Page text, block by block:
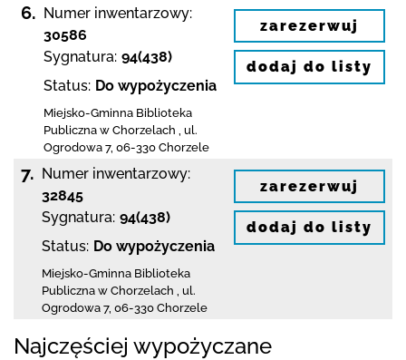
6. Numer inwentarzowy:
30586
Sygnatura: 94(438)
Status: Do wypożyczenia
Miejsko-Gminna Biblioteka
Publiczna w Chorzelach
ul.
Ogrodowa 7, 06-330 Chorzele
zarezerwuj
dodaj do listy
7. Numer inwentarzowy:
32845
Sygnatura: 94(438)
Status: Do wypożyczenia
Miejsko-Gminna Biblioteka
Publiczna w Chorzelach
ul.
Ogrodowa 7, 06-330 Chorzele
zarezerwuj
dodaj do listy
Najczęściej wypożyczane